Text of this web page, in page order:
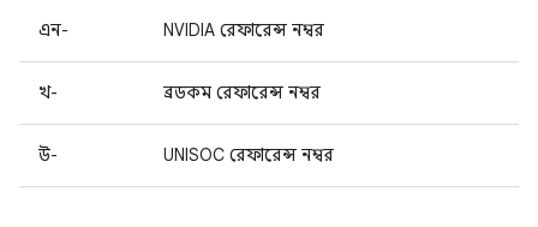
এন- NVIDIA রেফারেন্স নম্বর
খ- ব্রডকম রেফারেন্স নম্বর
উ- UNISOC রেফারেন্স নম্বর